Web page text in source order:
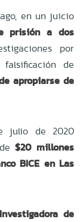
en un juicio
prisión a dos
por
de
apropiarse de
julio de 2020
de$20 millones
BICE en Las
de